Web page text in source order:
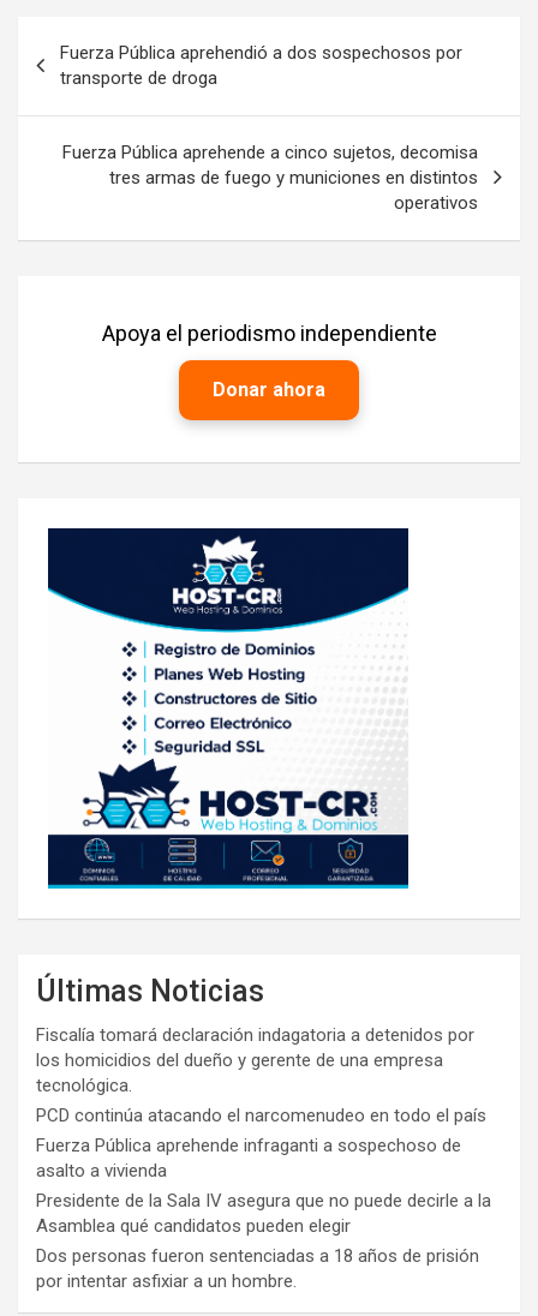
de
entradas
Fuerza Pública aprehendió a dos sospechosos por
transporte de droga
Fuerza Pública aprehende a cinco sujetos, decomisa
tres armas de fuego y municiones en distintos
operativos
Apoya el periodismo independiente
Donar ahora
Últimas Noticias
Fiscalía tomará declaración indagatoria a detenidos por
los homicidios del dueño y gerente de una empresa
tecnológica.
PCD continúa atacando el narcomenudeo en todo el país
Fuerza Pública aprehende infraganti a sospechoso de
asalto a vivienda
Presidente de la Sala IV asegura que no puede decirle a la
Asamblea qué candidatos pueden elegir
Dos personas fueron sentenciadas a 18 años de prisión
por intentar asfixiar a un hombre.